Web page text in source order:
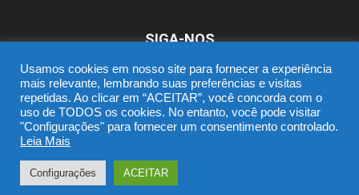
SIGA-NOS
SGD
Política de Privacidade
© Copyright 2016 - OAB/SE - DTIC
Usamos cookies em nosso site para fornecer a experiência
mais relevante, lembrando suas preferências e visitas
repetidas. Ao clicar em “ACEITAR”, você concorda com o
uso de TODOS os cookies. No entanto, você pode visitar
"Configurações" para fornecer um consentimento controlado.
Leia Mais
Configurações ACEITAR